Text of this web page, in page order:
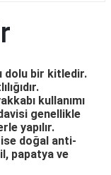
dolu bir kitledir.
kullanımı
genellikle
yapılır.
doğal anti-
papatya ve